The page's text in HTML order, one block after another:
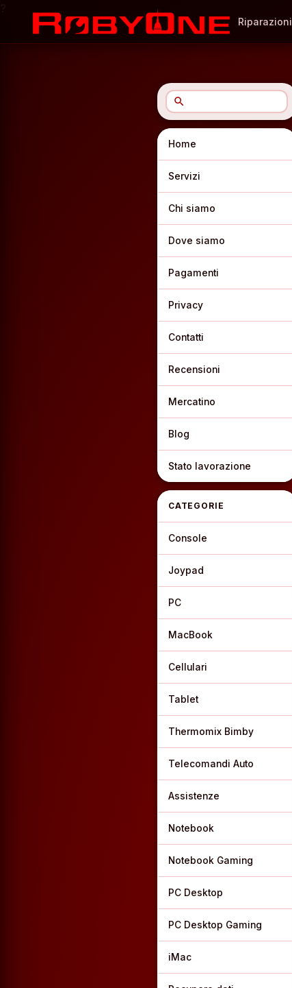
Riparazioni
search
Home
Servizi
Chi siamo
Dove siamo
Pagamenti
Privacy
Contatti
Recensioni
Mercatino
Blog
Stato lavorazione
CATEGORIE
Console
Joypad
PC
MacBook
Cellulari
Tablet
Thermomix Bimby
Telecomandi Auto
Assistenze
Notebook
Notebook Gaming
PC Desktop
PC Desktop Gaming
iMac